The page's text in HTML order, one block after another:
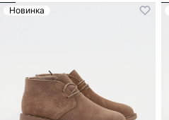
Новинка